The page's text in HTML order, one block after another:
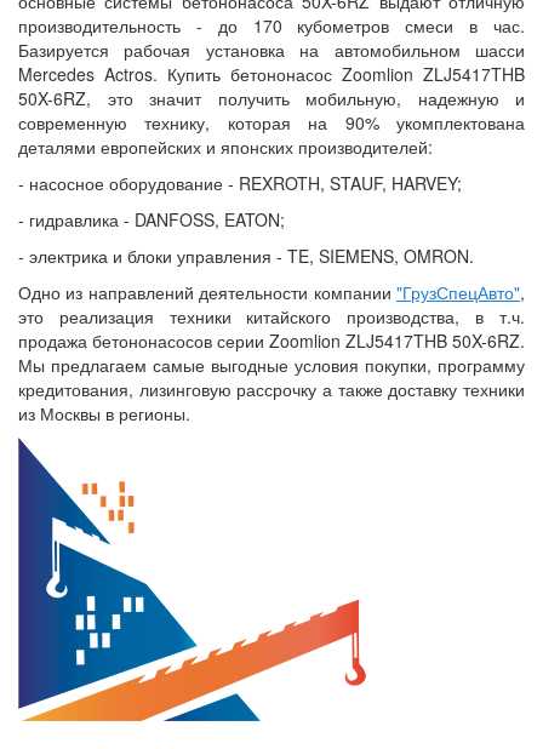
производительность - до 170 кубометров смеси в час.
Базируется рабочая установка на автомобильном шасси
Mercedes Actros. Купить бетононасос Zoomlion ZLJ5417THB
50X-6RZ, это значит получить мобильную, надежную и
современную технику, которая на 90% укомплектована
деталями европейских и японских производителей:
- насосное оборудование - REXROTH, STAUF, HARVEY;
- гидравлика - DANFOSS, EATON;
- электрика и блоки управления - TE, SIEMENS, OMRON.
Одно из направлений деятельности компании "ГрузСпецАвто",
это реализация техники китайского производства, в т.ч.
продажа бетононасосов серии Zoomlion ZLJ5417THB 50X-6RZ.
Мы предлагаем самые выгодные условия покупки, программу
кредитования, лизинговую рассрочку а также доставку техники
из Москвы в регионы.